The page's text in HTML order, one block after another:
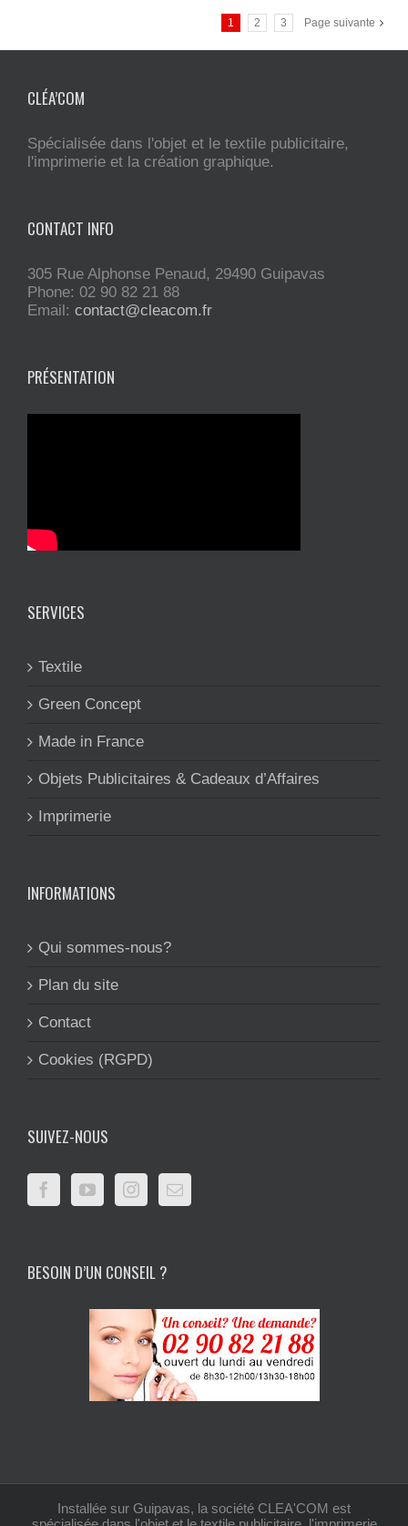
1 2 3 Page suivante
CLÉA’COM
Spécialisée dans l'objet et le textile publicitaire,
l'imprimerie et la création graphique.
CONTACT INFO
305 Rue Alphonse Penaud, 29490 Guipavas
Phone: 02 90 82 21 88
Email: contact@cleacom.fr
PRÉSENTATION
SERVICES
Textile
Green Concept
Made in France
Objets Publicitaires & Cadeaux d’Affaires
Imprimerie
INFORMATIONS
Qui sommes-nous?
Plan du site
Contact
Cookies (RGPD)
SUIVEZ-NOUS
BESOIN D’UN CONSEIL ?
Installée sur Guipavas, la société CLEA'COM est